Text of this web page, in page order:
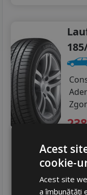
Acest
cookie-
Acest site
a îmbunătăți